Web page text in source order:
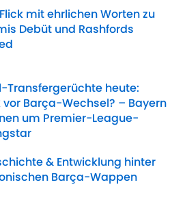
mit ehrlichen Worten zu
Debüt und Rashfords
by on Invalid Date
Transfergerüchte heute:
vor Barça-Wechsel? – Bayern
um Premier-League-
by on Invalid Date
& Entwicklung hinter
Barça-Wappen
by on Invalid Date